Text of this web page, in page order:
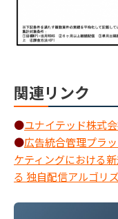
関連リンク
●ユナイテッド株式
●広告統合管理プラ
ケティングにおける
る 独自配信アルゴリ